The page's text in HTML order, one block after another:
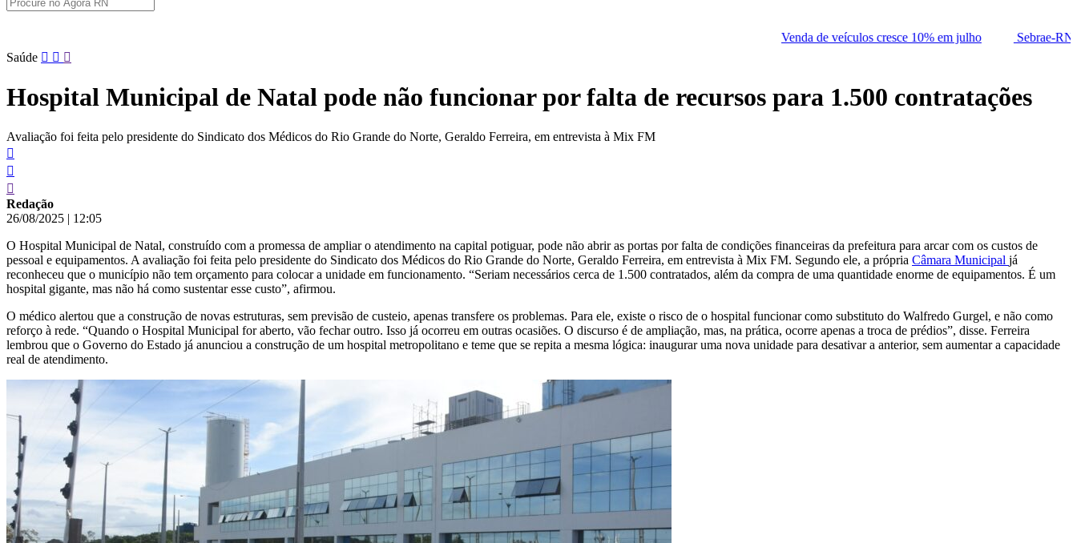
Venda de veículos cresce 10% em julho
Sebrae-RN abre processo de
Pular
conteúdo
Saúde
Hospital Municipal de Natal pode não funcionar por falta de recursos para 1.500 contratações
Avaliação foi feita pelo presidente do Sindicato dos Médicos do Rio Grande do Norte, Geraldo Ferreira, em entrevista à Mix FM
Redação
26/08/2025 | 12:05
O Hospital Municipal de Natal, construído com a promessa de ampliar o atendimento na capital potiguar, pode não abrir as portas por falta de condições financeiras da prefeitura para arcar com os custos de
pessoal e equipamentos. A avaliação foi feita pelo presidente do Sindicato dos Médicos do Rio Grande do Norte, Geraldo Ferreira, em entrevista à Mix FM. Segundo ele, a própria Câmara Municipal já
reconheceu que o município não tem orçamento para colocar a unidade em funcionamento. “Seriam necessários cerca de 1.500 contratados, além da compra de uma quantidade enorme de equipamentos. É um
hospital gigante, mas não há como sustentar esse custo”, afirmou.
O médico alertou que a construção de novas estruturas, sem previsão de custeio, apenas transfere os problemas. Para ele, existe o risco de o hospital funcionar como substituto do Walfredo Gurgel, e não como
reforço à rede. “Quando o Hospital Municipal for aberto, vão fechar outro. Isso já ocorreu em outras ocasiões. O discurso é de ampliação, mas, na prática, ocorre apenas a troca de prédios”, disse. Ferreira
lembrou que o Governo do Estado já anunciou a construção de um hospital metropolitano e teme que se repita a mesma lógica: inaugurar uma nova unidade para desativar a anterior, sem aumentar a capacidade
real de atendimento.